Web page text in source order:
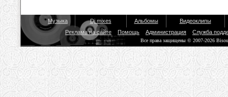
Музыка Dj mixes Альбомы
Видеоклипы
Реклама на сайте
Помощь Администрация Служба
Все права защищены © 2007-2026